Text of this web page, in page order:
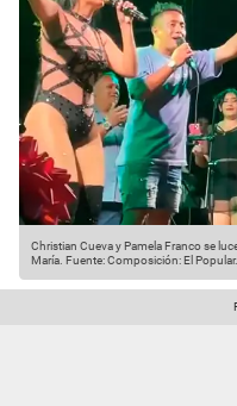
Christian Cueva y Pamela Franco se
María. Fuente: Composición: El Popular.